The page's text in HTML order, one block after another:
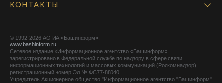
КОНТАКТЫ
© 1992-2026 АО ИА «Башинформ».
www.bashinform.ru
Сетевое издание «Информационное агентство «Башинформ»
зарегистрировано в Федеральной службе по надзору в сфере связи,
информационных технологий и массовых коммуникаций (Роскомнадзор),
регистрационный номер Эл № ФС77-88040
Учредитель Акционерное общество "Информационное агентство "Башинформ"